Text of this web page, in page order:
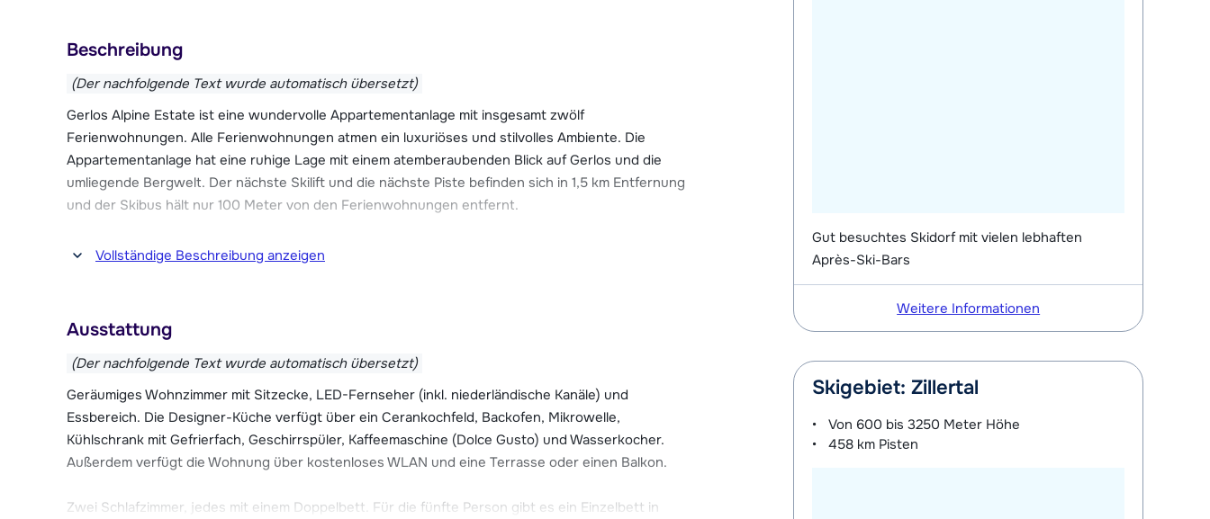
Beschreibung
(Der nachfolgende Text wurde automatisch übersetzt)
Gerlos Alpine Estate ist eine wundervolle Appartementanlage mit insgesamt zwölf
Ferienwohnungen. Alle Ferienwohnungen atmen ein luxuriöses und stilvolles Ambiente. Die
Appartementanlage hat eine ruhige Lage mit einem atemberaubenden Blick auf Gerlos und die
umliegende Bergwelt. Der nächste Skilift und die nächste Piste befinden sich in 1,5 km Entfernung
und der Skibus hält nur 100 Meter von den Ferienwohnungen entfernt.
Ca. 400 Meter vom Gerlos Alpine Estate befindet sich das Ortszentrum mit seinem reichhaltigen
Skischuhtrockner, Sauna, Fitnessbereich und einem Parkhaus. Brötchenservice ist möglich.
Achtung: Am Freitag, den 24.12. und dem 31.12.2021 ist der Check-In ab 18:00 Uhr.
Vollständige Beschreibung anzeigen
Ausstattung
(Der nachfolgende Text wurde automatisch übersetzt)
Geräumiges Wohnzimmer mit Sitzecke, LED-Fernseher (inkl. niederländische Kanäle) und
Essbereich. Die Designer-Küche verfügt über ein Cerankochfeld, Backofen, Mikrowelle,
Kühlschrank mit Gefrierfach, Geschirrspüler, Kaffeemaschine (Dolce Gusto) und Wasserkocher.
Außerdem verfügt die Wohnung über kostenloses WLAN und eine Terrasse oder einen Balkon.
Zwei Schlafzimmer, jedes mit einem Doppelbett. Für die fünfte Person gibt es ein Einzelbett in
Gut besuchtes Skidorf mit vielen lebhaften
Après-Ski-Bars
Weitere Informationen
Skigebiet: Zillertal
Von 600 bis 3250 Meter Höhe
458 km Pisten